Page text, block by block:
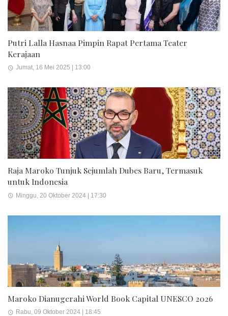
Putri Lalla Hasnaa Pimpin Rapat Pertama Teater
Kerajaan
Jumat, 16 Mei 2025 | 13:00
Raja Maroko Tunjuk Sejumlah Dubes Baru, Termasuk
untuk Indonesia
Minggu, 20 Oktober 2024 | 17:30
Maroko Dianugerahi World Book Capital UNESCO 2026
Rabu, 09 Oktober 2024 | 18:45